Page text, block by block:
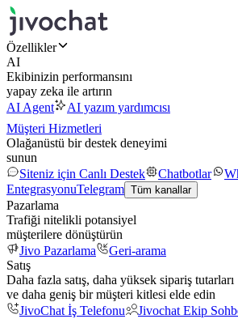
Özellikler
AI
Ekibinizin performansını
yapay zeka ile artırın
AI Agent
AI yazım yardımcısı
Müşteri Hizmetleri
Olağanüstü bir destek deneyimi
sunun
Siteniz için Canlı Destek
Chatbotlar
EntegrasyonuTelegram Tüm kanallar
Pazarlama
Trafiği nitelikli potansiyel
müşterilere dönüştürün
Jivo Pazarlama
Geri-arama
Satış
Daha fazla satış, daha yüksek sipariş tutarları
ve daha geniş bir müşteri kitlesi elde edin
JivoChat İş Telefonu
Jivochat Ekip